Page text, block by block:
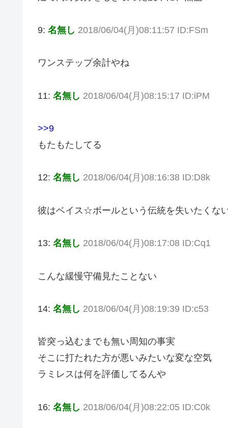
9: 名無し 2018/06/04(月)08:11:57 ID:FSm
ワンステップ余計やね
11: 名無し 2018/06/04(月)08:15:17 ID:iPM
>>9
もたもたしてる
12: 名無し 2018/06/04(月)08:16:38 ID:D8k
彼はベイス☆ボールという伝統を失いたくな
13: 名無し 2018/06/04(月)08:17:08 ID:Cq1
こんな緩慢守備見たことない
14: 名無し 2018/06/04(月)08:19:39 ID:c53
皆突っ込むまでも無い周知の事実
そこに打たれた方が悪いみたいな変な空気
ラミレスは何を評価してるんや
16: 名無し 2018/06/04(月)08:22:05 ID:C0k